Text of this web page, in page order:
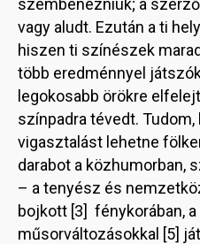
szembenézniük; a
vagy aludt. Ezután a ti
hiszen ti színészek
több eredménnyel
legokosabb örökre
színpadra tévedt.
vigasztalást lehetne
darabot a közhumorban,
– a tenyész és
bojkott [3] fénykorában, a
műsorváltozásokkal [5]